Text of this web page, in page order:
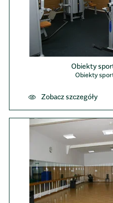
Obiekty
Obiekty
Zobacz szczegóły